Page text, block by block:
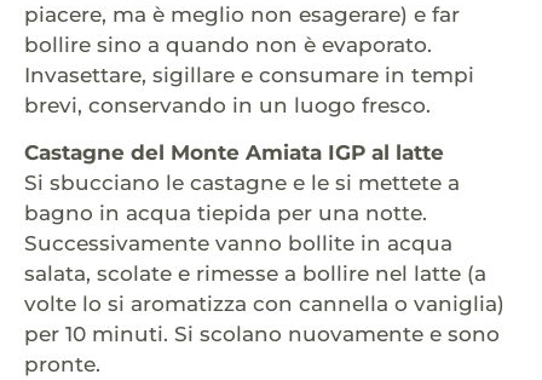
piacere, ma è meglio non esagerare) e far
bollire sino a quando non è evaporato.
Invasettare, sigillare e consumare in tempi
brevi, conservando in un luogo fresco.
Castagne del Monte Amiata IGP al latte
Si sbucciano le castagne e le si mettete a
bagno in acqua tiepida per una notte.
Successivamente vanno bollite in acqua
salata, scolate e rimesse a bollire nel latte (a
volte lo si aromatizza con cannella o vaniglia)
per 10 minuti. Si scolano nuovamente e sono
pronte.